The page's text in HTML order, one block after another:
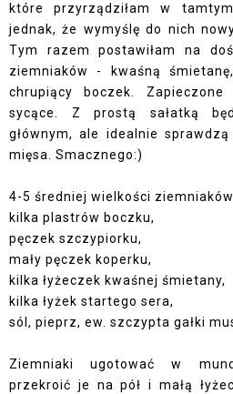
które przyrządziłam w
jednak, że wymyślę do nich
Tym razem postawiłam na
ziemniaków - kwaśną
chrupiący boczek.
sycące. Z prostą sałatką
głównym, ale idealnie
mięsa. Smacznego:)
4-5 średniej wielkości
kilka plastrów boczku,
pęczek szczypiorku,
mały pęczek koperku,
kilka łyżeczek kwaśnej śmietany,
kilka łyżek startego sera,
sól, pieprz, ew. szczypta gałki
Ziemniaki ugotować w
przekroić je na pół i małą